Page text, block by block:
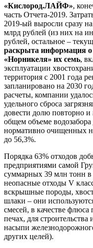
«Кислород.ЛАЙФ»,
часть Отчета-2019.
2019-ый выросли сразу
млрд рублей (из них на
рублей, остальное –
раскрыта информация о
«Норникеля» их семь,
эксплуатации
территория с 2001 года
запланировано на 2030
расчеты, компании
удельного сброса
довести долю повторно
общем объеме
нормативно очищенных
до 56,3%.
Порядка 63% отходов
предприятиями самой
суммарных 39 млн тонн в
неопасные отходы V
вскрышные породы,
шлаки – они
смесей, в качестве
печах, для
насыпи
других целей).